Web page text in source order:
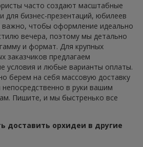
часто создают масштабные
для бизнес-презентаций, юбилеев
чтобы оформление идеально
вечера, поэтому мы детально
и формат. Для крупных
заказчиков предлагаем
условия и любые варианты оплаты.
берем на себя массовую доставку
в руки вашим
Пишите, и мы быстренько все
доставить орхидеи в другие